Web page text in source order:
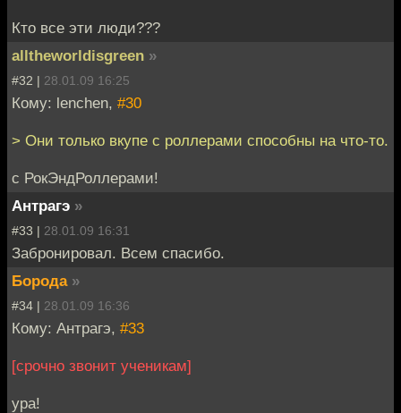
Кто все эти люди???
alltheworldisgreen »
#32 | 28.01.09 16:25
Кому: lenchen, #30
> Они только вкупе с роллерами способны на что-то.
с РокЭндРоллерами!
Антрагэ »
#33 | 28.01.09 16:31
Забронировал. Всем спасибо.
Борода »
#34 | 28.01.09 16:36
Кому: Антрагэ, #33
[срочно звонит ученикам]
ура!